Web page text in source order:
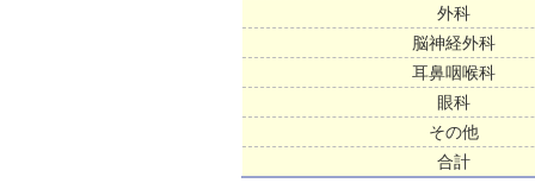
外科
脳神経外科
耳鼻咽喉科
眼科
その他
合計